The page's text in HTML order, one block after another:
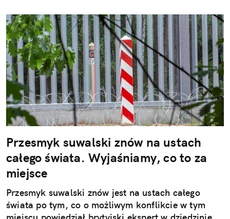
Przesmyk suwalski znów na ustach
całego świata. Wyjaśniamy, co to za
miejsce
Przesmyk suwalski znów jest na ustach całego
świata po tym, co o możliwym konflikcie w tym